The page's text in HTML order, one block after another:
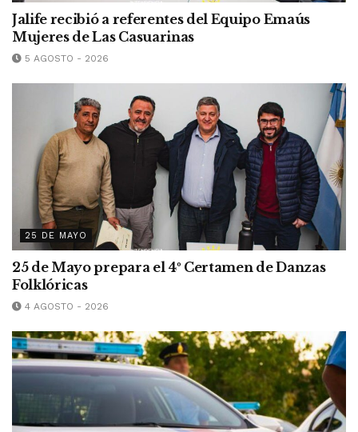
Jalife recibió a referentes del Equipo Emaús
Mujeres de Las Casuarinas
5 AGOSTO - 2026
25 DE MAYO
25 de Mayo prepara el 4º Certamen de Danzas
Folklóricas
4 AGOSTO - 2026